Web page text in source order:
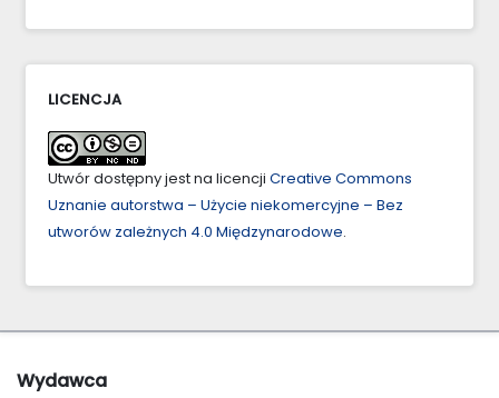
LICENCJA
Utwór dostępny jest na licencji Creative Commons
Uznanie autorstwa – Użycie niekomercyjne – Bez
utworów zależnych 4.0 Międzynarodowe.
Wydawca